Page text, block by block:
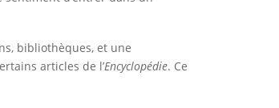
bibliothèques, et une
articles de l’Encyclopédie. Ce